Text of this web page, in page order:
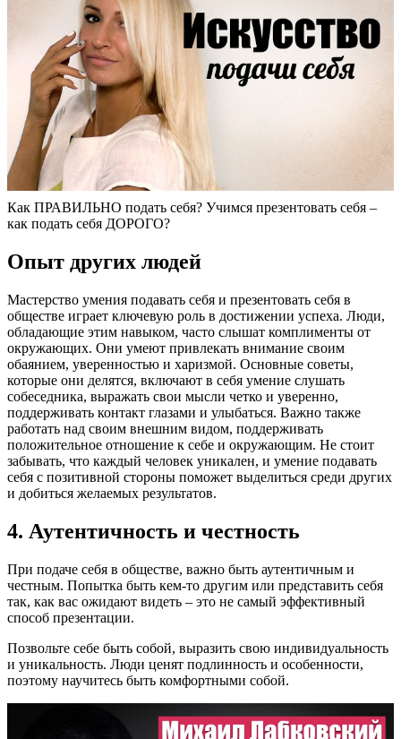
Как ПРАВИЛЬНО подать себя? Учимся презентовать себя –
как подать себя ДОРОГО?
Опыт других людей
Мастерство умения подавать себя и презентовать себя в
обществе играет ключевую роль в достижении успеха. Люди,
обладающие этим навыком, часто слышат комплименты от
окружающих. Они умеют привлекать внимание своим
обаянием, уверенностью и харизмой. Основные советы,
которые они делятся, включают в себя умение слушать
собеседника, выражать свои мысли четко и уверенно,
поддерживать контакт глазами и улыбаться. Важно также
работать над своим внешним видом, поддерживать
положительное отношение к себе и окружающим. Не стоит
забывать, что каждый человек уникален, и умение подавать
себя с позитивной стороны поможет выделиться среди других
и добиться желаемых результатов.
4. Аутентичность и честность
При подаче себя в обществе, важно быть аутентичным и
честным. Попытка быть кем-то другим или представить себя
так, как вас ожидают видеть – это не самый эффективный
способ презентации.
Позвольте себе быть собой, выразить свою индивидуальность
и уникальность. Люди ценят подлинность и особенности,
поэтому научитесь быть комфортными собой.